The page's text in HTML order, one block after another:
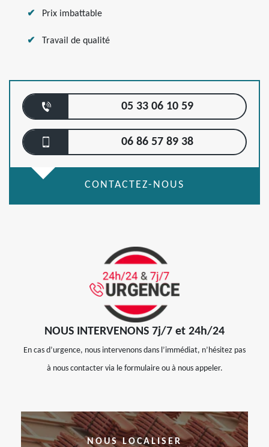
Prix imbattable
Travail de qualité
05 33 06 10 59
06 86 57 89 38
CONTACTEZ-NOUS
NOUS INTERVENONS 7j/7 et 24h/24
En cas d’urgence, nous intervenons dans l’immédiat, n’hésitez pas
à nous contacter via le formulaire ou à nous appeler.
NOUS LOCALISER